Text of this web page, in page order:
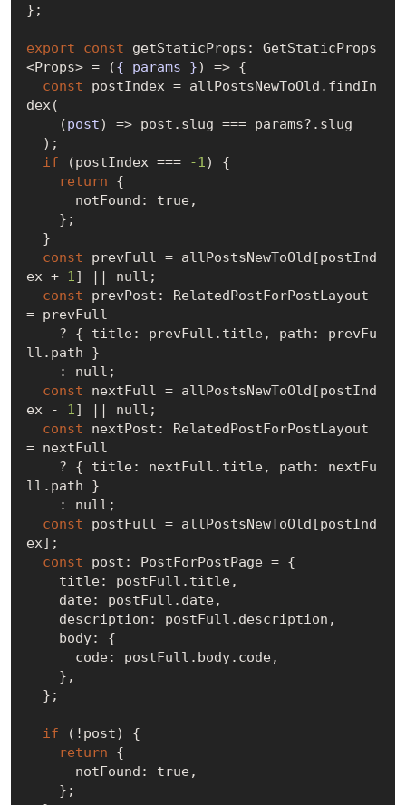
};
export const getStaticProps: GetStaticProps
<Props> =
({ params }) => {
const postIndex = allPostsNewToOld.findIn
dex(
(post) => post.slug === params?.slug
if (postIndex === -1) {
return {
      notFound:
true,
const prevFull = allPostsNewToOld[postInd
ex + 1] || null ;
const prevPost: RelatedPostForPostLayout
= prevFull
ll.path }
    :
null ;
const nextFull = allPostsNewToOld[postInd
ex - 1] || null ;
const nextPost: RelatedPostForPostLayout
= nextFull
ll.path }
    :
null ;
const postFull = allPostsNewToOld[postInd
ex];
const post: PostForPostPage = {
if (!post) {
return {
      notFound:
true,